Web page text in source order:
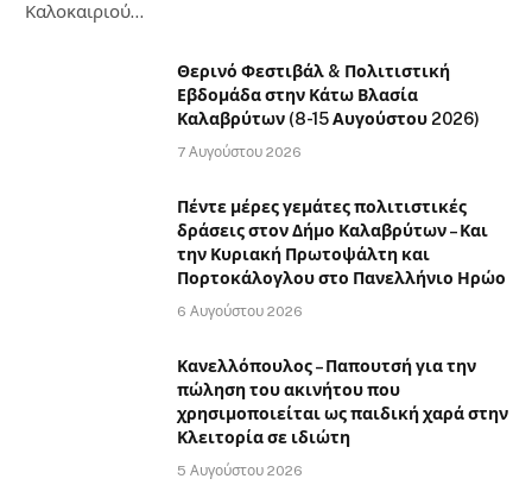
Καλοκαιριού…
Θερινό Φεστιβάλ & Πολιτιστική
Εβδομάδα στην Κάτω Βλασία
Καλαβρύτων (8-15 Αυγούστου 2026)
7 Αυγούστου 2026
Πέντε μέρες γεμάτες πολιτιστικές
δράσεις στον Δήμο Καλαβρύτων – Και
την Κυριακή Πρωτοψάλτη και
Πορτοκάλογλου στο Πανελλήνιο Ηρώο
6 Αυγούστου 2026
Κανελλόπουλος – Παπουτσή για την
πώληση του ακινήτου που
χρησιμοποιείται ως παιδική χαρά στην
Κλειτορία σε ιδιώτη
5 Αυγούστου 2026